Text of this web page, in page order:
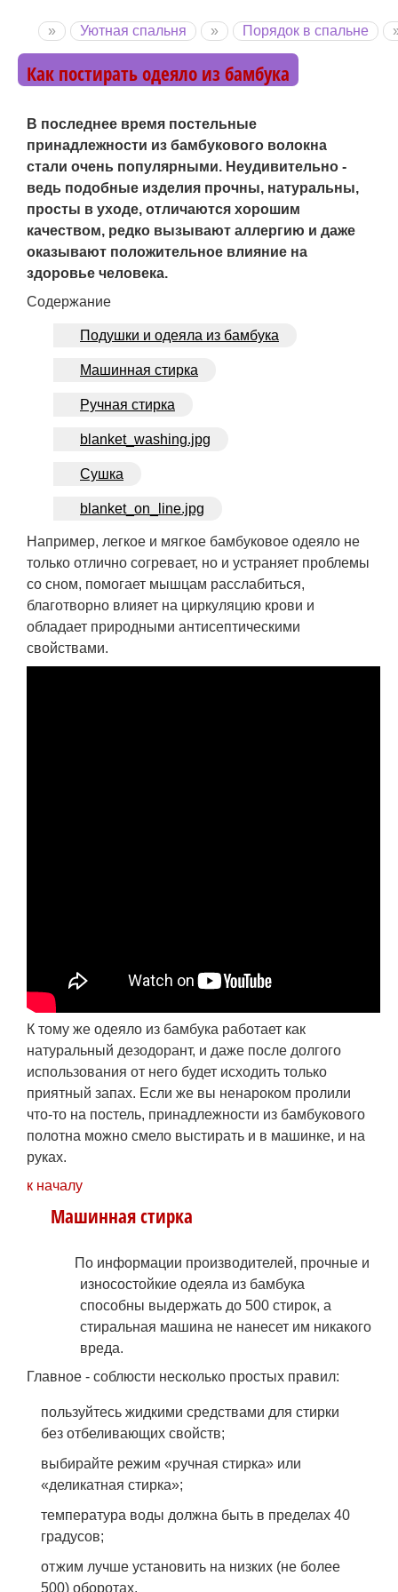
к
основному
содержанию
Вы здесь
» Уютная спальня » Порядок в спальне
Как постирать одеяло из бамбука
В последнее время постельные
принадлежности из бамбукового волокна
стали очень популярными. Неудивительно -
ведь подобные изделия прочны, натуральны,
просты в уходе, отличаются хорошим
качеством, редко вызывают аллергию и даже
оказывают положительное влияние на
здоровье человека.
Содержание
Подушки и одеяла из бамбука
Машинная стирка
Ручная стирка
blanket_washing.jpg
Сушка
blanket_on_line.jpg
Например, легкое и мягкое бамбуковое одеяло не
только отлично согревает, но и устраняет проблемы
со сном, помогает мышцам расслабиться,
благотворно влияет на циркуляцию крови и
обладает природными антисептическими
свойствами.
К тому же одеяло из бамбука работает как
натуральный дезодорант, и даже после долгого
использования от него будет исходить только
приятный запах. Если же вы ненароком пролили
что-то на постель, принадлежности из бамбукового
полотна можно смело выстирать и в машинке, и на
руках.
к началу
Машинная стирка
По информации производителей, прочные и
износостойкие одеяла из бамбука
способны выдержать до 500 стирок, а
стиральная машина не нанесет им никакого
вреда.
Главное - соблюсти несколько простых правил:
пользуйтесь жидкими средствами для стирки
без отбеливающих свойств;
выбирайте режим «ручная стирка» или
«деликатная стирка»;
температура воды должна быть в пределах 40
градусов;
отжим лучше установить на низких (не более
500) оборотах.